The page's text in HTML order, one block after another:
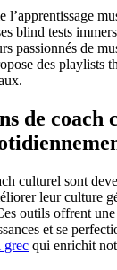
l’apprentissage
blind tests
passionnés de
des playlists
de coach
culturel sont
leur culture
outils offrent
et se
grec qui enrichit